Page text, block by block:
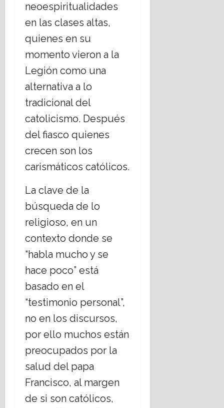
neoespiritualidades
en las clases altas,
quienes en su
momento vieron a la
Legión como una
alternativa a lo
tradicional del
catolicismo. Después
del fiasco quienes
crecen son los
carismáticos católicos.
La clave de la
búsqueda de lo
religioso, en un
contexto donde se
“habla mucho y se
hace poco” está
basado en el
“testimonio personal”,
no en los discursos,
por ello muchos están
preocupados por la
salud del papa
Francisco, al margen
de si son católicos,